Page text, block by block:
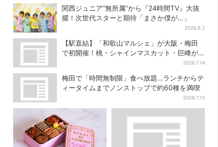
も
スタート
関西ジュニア“無所属”から『24時間TV』大抜
擢！次世代スターと期待「まさか僕が…」
2026.8.2
【駅直結】「和歌山マルシェ」が大阪・梅田
で初開催！桃・シャインマスカット・巨峰が
2026.7.14
梅田で「時間無制限」食べ放題…ランチからテ
ィータイムまでノンストップで約60種を満喫
2026.7.13